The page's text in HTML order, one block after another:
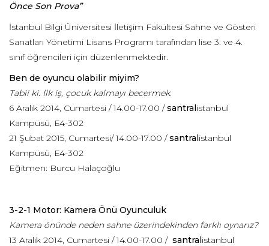
Önce Son Prova”
İstanbul Bilgi Üniversitesi İletişim Fakültesi Sahne ve Gösteri
Sanatları Yönetimi Lisans Programı tarafından lise 3. ve 4.
sınıf öğrencileri için düzenlenmektedir.
Ben de oyuncu olabilir miyim?
Tabii ki. İlk iş, çocuk kalmayı becermek.
6 Aralık 2014, Cumartesi / 14.00-17.00 /santralistanbul
Kampüsü, E4-302
21 Şubat 2015, Cumartesi/ 14.00-17.00 /santralistanbul
Kampüsü, E4-302
Eğitmen: Burcu Halaçoğlu
3-2-1 Motor: Kamera Önü Oyunculuk
Kamera önünde neden sahne üzerindekinden farklı oynarız?
13 Aralık 2014, Cumartesi / 14.00-17.00 / santralistanbul